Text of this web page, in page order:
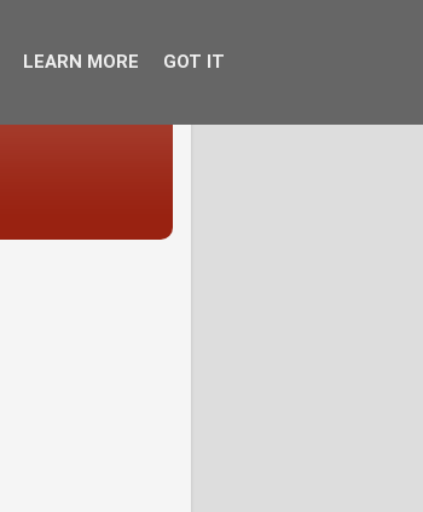
LEARN MORE GOT IT